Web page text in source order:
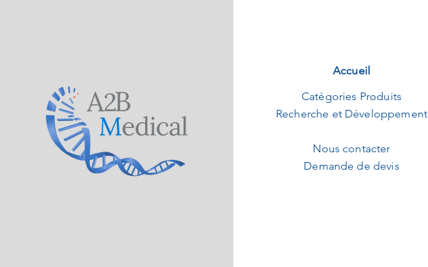
Accueil
Catégories Produits
Recherche et Développement
Nous contacter
Demande de devis